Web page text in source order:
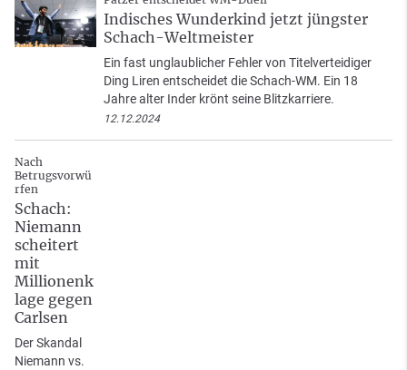
Indisches Wunderkind jetzt jüngster
Schach-Weltmeister
Ein fast unglaublicher Fehler von Titelverteidiger
Ding Liren entscheidet die Schach-WM. Ein 18
Jahre alter Inder krönt seine Blitzkarriere.
12.12.2024
Nach
Betrugsvorwü
rfen
Schach:
Niemann
scheitert
mit
Millionenk
lage gegen
Carlsen
Der Skandal
Niemann vs.